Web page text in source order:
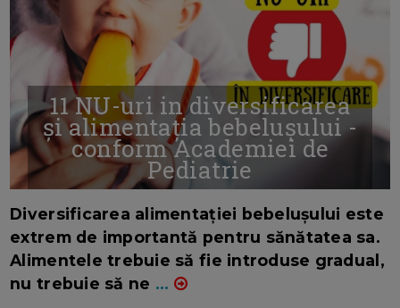
11 NU-uri in diversificarea
și alimentația bebelușului -
conform Academiei de
Pediatrie
Diversificarea alimentației bebelușului este
extrem de importantă pentru sănătatea sa.
Alimentele trebuie să fie introduse gradual,
nu trebuie să ne ...